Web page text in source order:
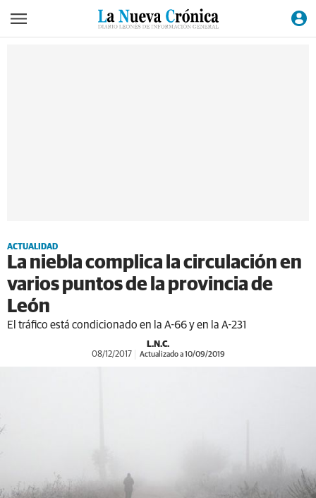
ACTUALIDAD
La niebla complica la circulación en
varios puntos de la provincia de
León
El tráfico está condicionado en la A-66 y en la A-231
L.N.C.
08/12/2017 Actualizado a 10/09/2019